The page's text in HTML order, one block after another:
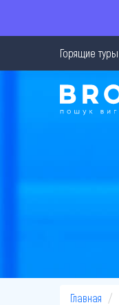
Горящие туры
Главная